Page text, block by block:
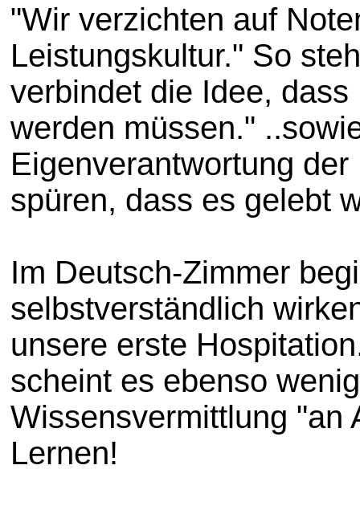
"Wir verzichten auf
Leistungskultur." So
verbindet die Idee,
werden müssen."
Eigenverantwortung
spüren, dass es gelebt
Im Deutsch-Zimmer
selbstverständlich
unsere erste
scheint es ebenso
Wissensvermittlung "an
Lernen!